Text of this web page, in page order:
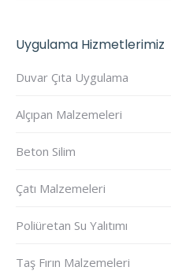
Uygulama Hizmetlerimiz
Duvar Çıta Uygulama
Alçıpan Malzemeleri
Beton Silim
Çatı Malzemeleri
Poliüretan Su Yalıtımı
Taş Fırın Malzemeleri